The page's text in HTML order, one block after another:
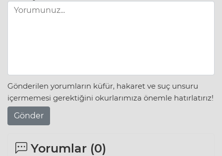
Gönderilen yorumların küfür, hakaret ve suç unsuru
içermemesi gerektiğini okurlarımıza önemle hatırlatırız!
Gönder
Yorumlar (0)